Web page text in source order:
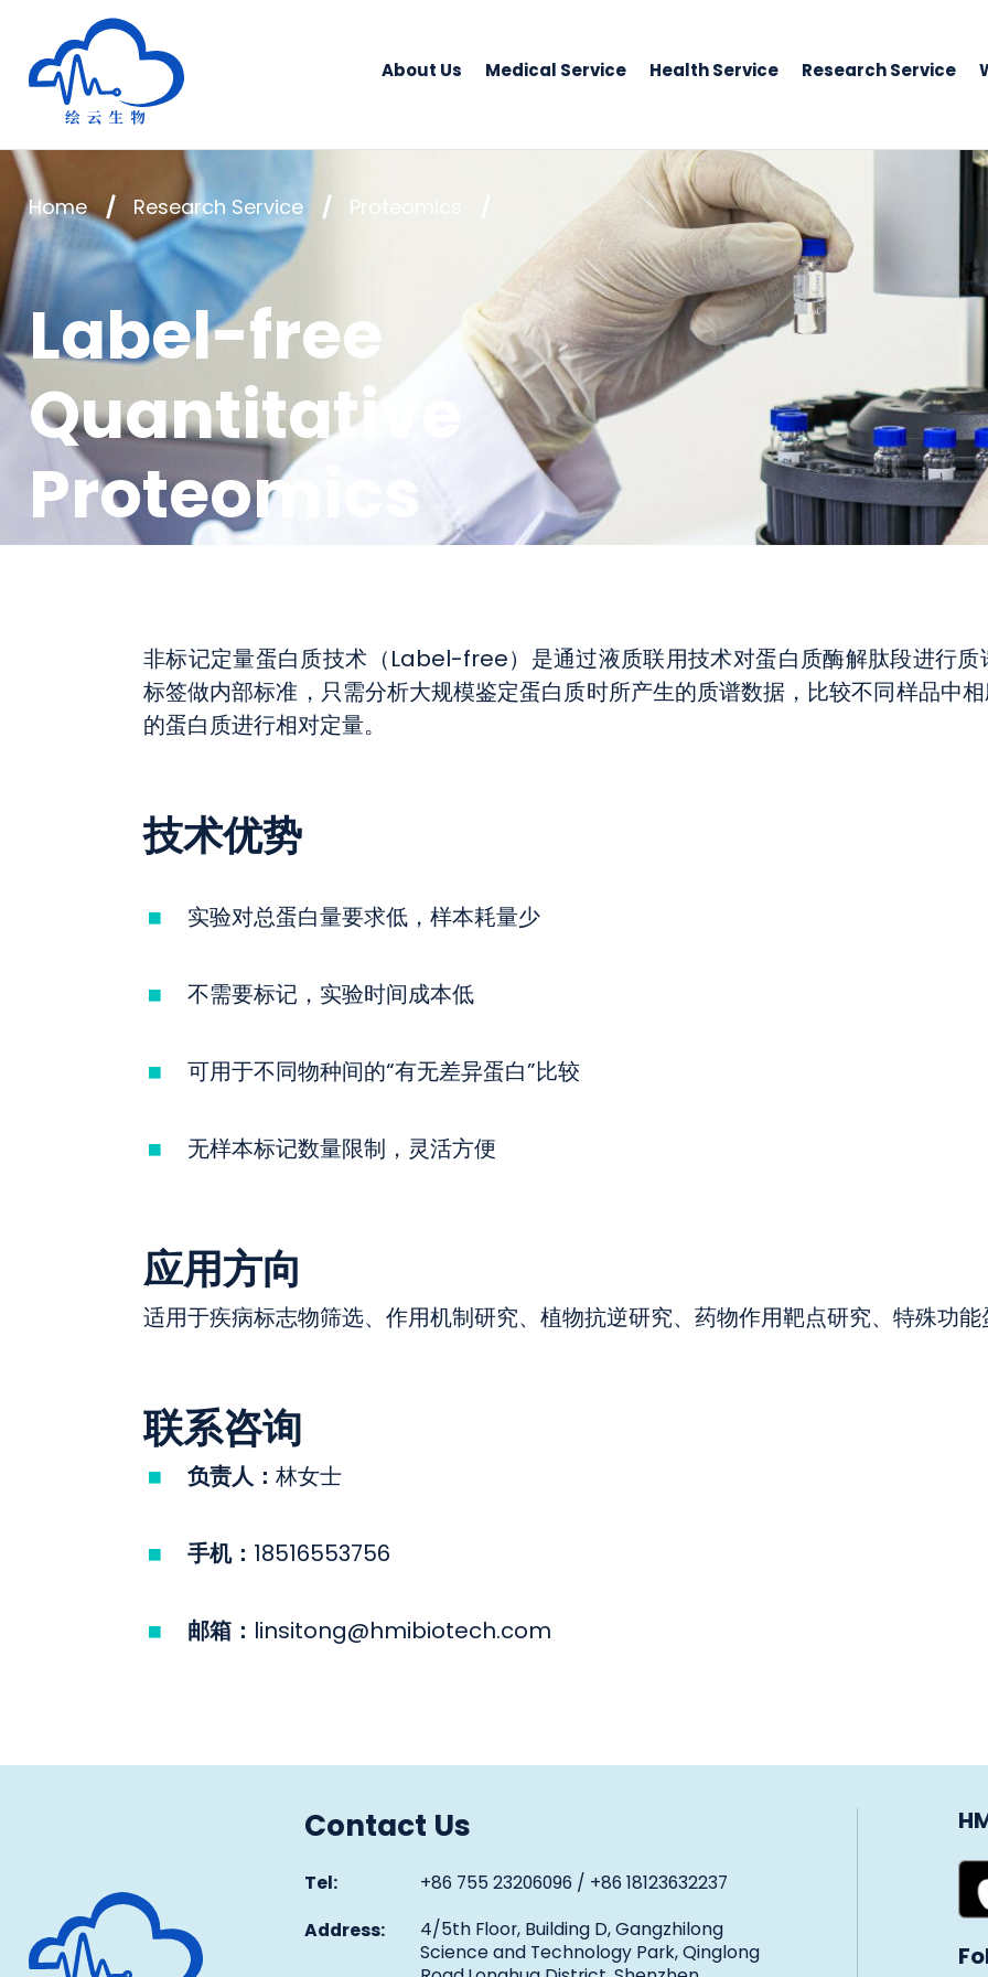
Human Metabolomics Institute
About Us
Medical Service Health Service Research Service
Home Research Service Proteomics
Label-free
Quantitative
Proteomics
非标记定量蛋白质技术（Label-free）是通过液质联用技术对蛋白质酶解肽段进行
标签做内部标准，只需分析大规模鉴定蛋白质时所产生的质谱数据，比较不同样品中
的蛋白质进行相对定量。
技术优势
实验对总蛋白量要求低，样本耗量少
不需要标记，实验时间成本低
可用于不同物种间的“有无差异蛋白”比较
无样本标记数量限制，灵活方便
应用方向
适用于疾病标志物筛选、作用机制研究、植物抗逆研究、药物作用靶点研究、特殊功能
联系咨询
负责人： 林女士
手机： 18516553756
邮箱： linsitong@hmibiotech.com
Human Metabolomics Institute
Contact Us
Tel: +86 755 23206096 / +86 18123632237
Address:
4/5th Floor, Building D, Gangzhilong
Science and Technology Park, Qinglong